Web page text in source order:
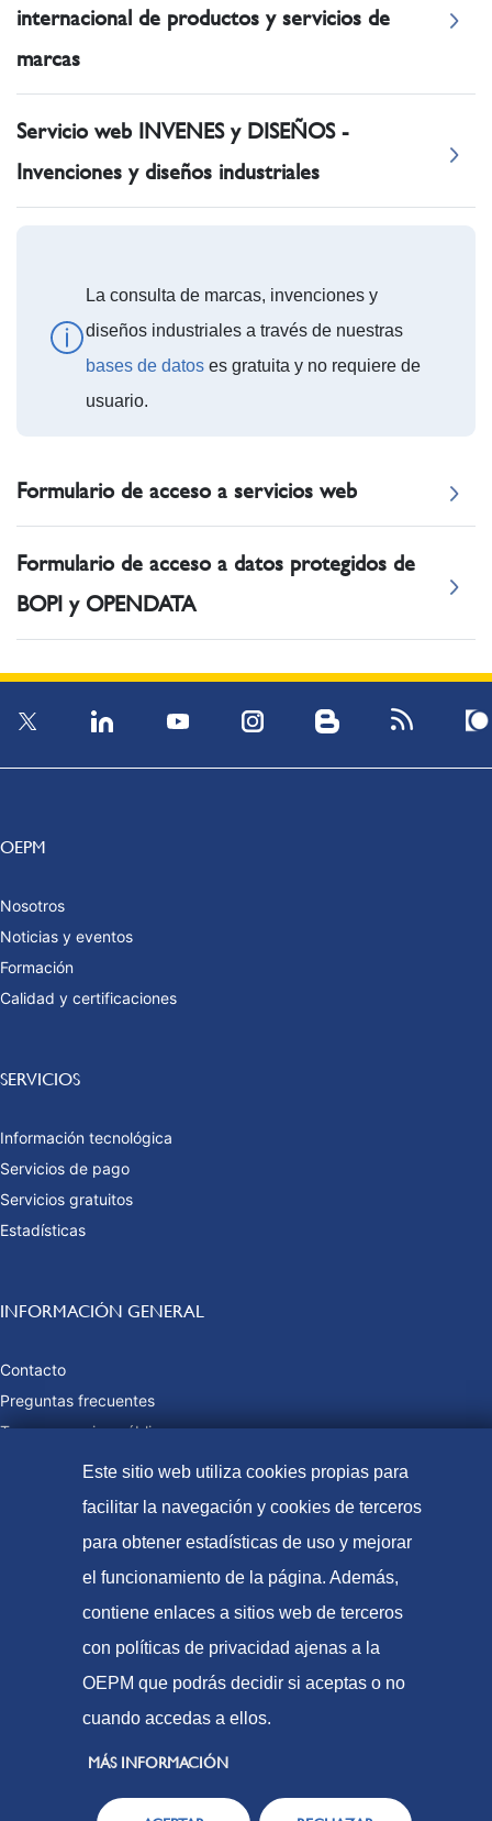
internacional de productos y servicios de
marcas
Servicio web INVENES y DISEÑOS -
Invenciones y diseños industriales
La consulta de marcas, invenciones y
diseños industriales a través de nuestras
bases de datos es gratuita y no requiere de
usuario.
Formulario de acceso a servicios web
Formulario de acceso a datos protegidos de
BOPI y OPENDATA
OEPM
Nosotros
Noticias y eventos
Formación
Calidad y certificaciones
SERVICIOS
Información tecnológica
Servicios de pago
Servicios gratuitos
Estadísticas
INFORMACIÓN GENERAL
Contacto
Preguntas frecuentes
Tasas y precios públicos
Formas de pago
© Oficina Española de Patentes y Marcas, 2023
Aviso Legal
Este sitio web utiliza cookies propias para
facilitar la navegación y cookies de terceros
para obtener estadísticas de uso y mejorar
el funcionamiento de la página. Además,
contiene enlaces a sitios web de terceros
con políticas de privacidad ajenas a la
OEPM que podrás decidir si aceptas o no
cuando accedas a ellos.
MÁS INFORMACIÓN